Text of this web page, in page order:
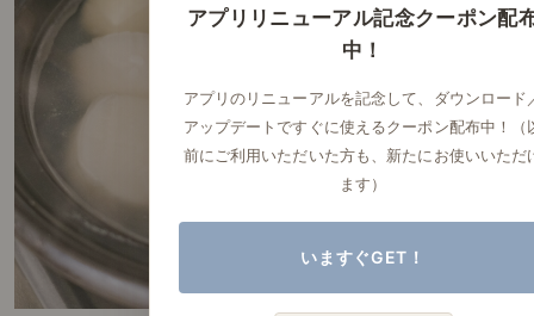
アプリリニューアル記念クーポン配
中！
アプリのリニューアルを記念して、ダウンロード
アップデートですぐに使えるクーポン配布中！（
前にご利用いただいた方も、新たにお使いいただ
ます）
いますぐGET！